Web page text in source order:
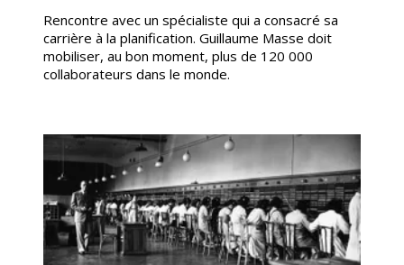
Rencontre avec un spécialiste qui a consacré sa
carrière à la planification. Guillaume Masse doit
mobiliser, au bon moment, plus de 120 000
collaborateurs dans le monde.